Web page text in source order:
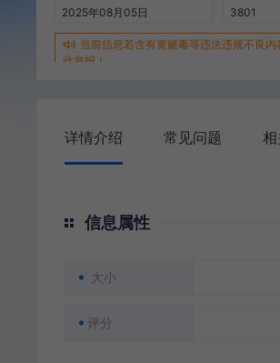
2025年08月05日
3801
当前信息若含有黄赌毒等违法违规不良内
此举报！
详情介绍 常见问题
信息属性
大小
评分